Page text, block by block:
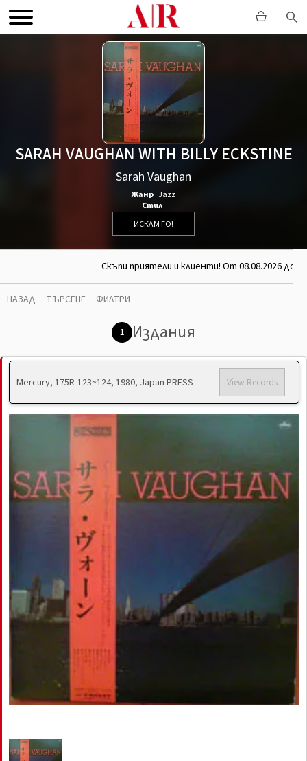
SARAH VAUGHAN WITH BILLY ECKSTINE
Sarah Vaughan
Жанр Jazz
Стил
ИСКАМ ГО!
Скъпи приятели и клиенти! От 08.08.2026 до
НАЗАД ТЪРСЕНЕ ФИЛТРИ
1 Издания
Mercury, 175R-123~124, 1980, Japan PRESS View Records